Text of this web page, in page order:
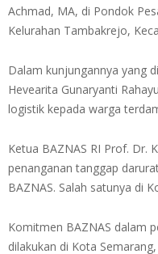
Achmad, MA, di Pondok
Kelurahan Tambakrejo,
Dalam kunjungannya yang
Hevearita Gunaryanti
logistik kepada warga
Ketua BAZNAS RI Prof. Dr.
penanganan tanggap
BAZNAS. Salah satunya di
Komitmen BAZNAS dalam
dilakukan di Kota